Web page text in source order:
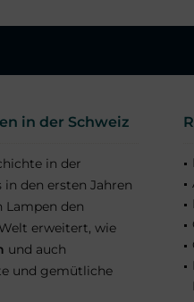
in der Schweiz
in der
den ersten Jahren
den
erweitert, wie
und auch
und gemütliche